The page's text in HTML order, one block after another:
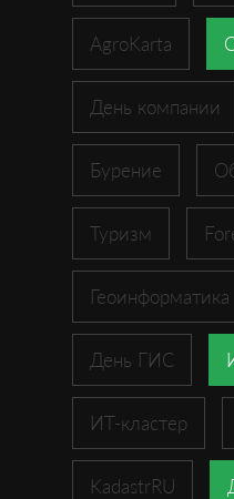
AgroKarta
День компании
Бурение
Туризм
Геоинформатика
День ГИС
ИТ-кластер
KadastrRU